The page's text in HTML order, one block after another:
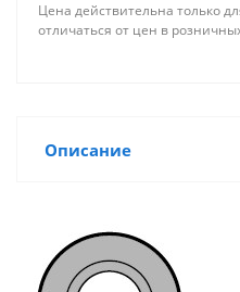
Цена действительна только
отличаться от цен в
Описание